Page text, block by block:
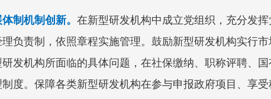
制机制创新。 在新型研发机构中成立党组织，充分发
负责制，依照章程实施管理。鼓励新型研发机构实行
发机构所面临的具体问题，在社保缴纳、职称评聘、
度。保障各类新型研发机构在参与申报政府项目、享